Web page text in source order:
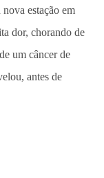
estação em
dor, chorando de
um câncer de
antes de